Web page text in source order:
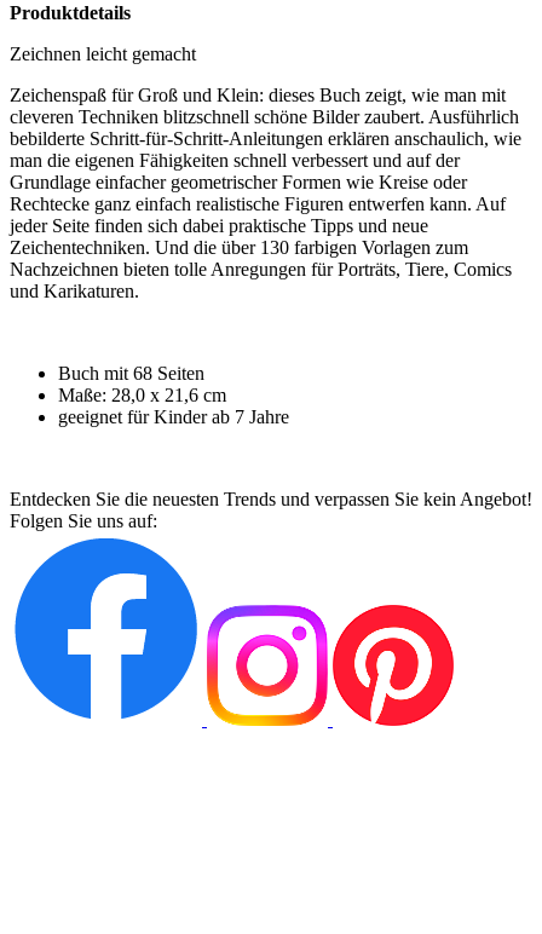
Produktdetails
Zeichnen leicht gemacht
Zeichenspaß für Groß und Klein: dieses Buch zeigt, wie man mit
cleveren Techniken blitzschnell schöne Bilder zaubert. Ausführlich
bebilderte Schritt-für-Schritt-Anleitungen erklären anschaulich, wie
man die eigenen Fähigkeiten schnell verbessert und auf der
Grundlage einfacher geometrischer Formen wie Kreise oder
Rechtecke ganz einfach realistische Figuren entwerfen kann. Auf
jeder Seite finden sich dabei praktische Tipps und neue
Zeichentechniken. Und die über 130 farbigen Vorlagen zum
Nachzeichnen bieten tolle Anregungen für Porträts, Tiere, Comics
und Karikaturen.
Buch mit 68 Seiten
Maße: 28,0 x 21,6 cm
geeignet für Kinder ab 7 Jahre
Entdecken Sie die neuesten Trends und verpassen Sie kein Angebot!
Folgen Sie uns auf: